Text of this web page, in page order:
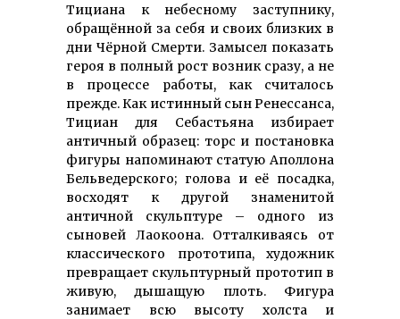
Тициана к небесному заступнику,
обращённой за себя и своих близких в
дни Чёрной Смерти. Замысел показать
героя в полный рост возник сразу, а не
в процессе работы, как считалось
прежде. Как истинный сын Ренессанса,
Тициан для Себастьяна избирает
античный образец: торс и постановка
фигуры напоминают статую Аполлона
Бельведерского; голова и её посадка,
восходят к другой знаменитой
античной скульптуре – одного из
сыновей Лаокоона. Отталкиваясь от
классического прототипа, художник
превращает скульптурный прототип в
живую, дышащую плоть. Фигура
занимает всю высоту холста и